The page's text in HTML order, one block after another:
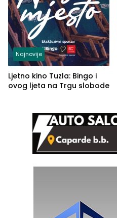
Najnovije
Ljetno kino Tuzla: Bingo i
ovog ljeta na Trgu slobode